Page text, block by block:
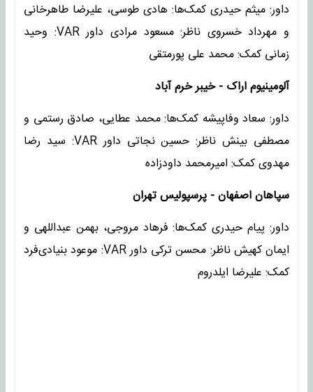
داور: میثم حیدری کمک‌ها: هادی طوسی، علیرضا طاهرخانی
و مهرداد خسروی ناظر: مسعود مرادی داور VAR: وحید
زمانی کمک: محمد علی پورمتقی
آلومینیوم اراک - خیبر خرم آباد
داور: سعاد وفاپیشه کمک‌ها: محمد عطایی، صادق رستمی و
مصطفی بینش ناظر: حسین نجاتی داور VAR: سید رضا
مهدوی کمک: امیرمحمد داودزاده
سپاهان اصفهان - پرسپولیس تهران
داور: پیام حیدری کمک‌ها: فرهاد مروجی، بهمن عبداللهی و
ایمان کهیش ناظر: محسن ترکی داور VAR: موعود بنیادی‌فرد
کمک: علیرضا ایلدروم